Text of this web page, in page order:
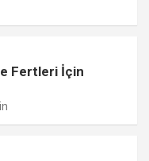
Fertleri İçin